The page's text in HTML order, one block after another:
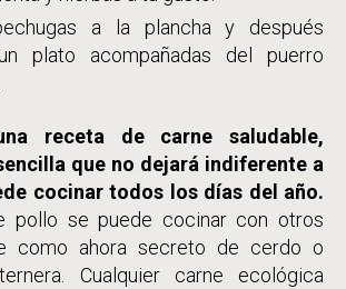
a la plancha y después
plato acompañadas del puerro
receta de carne saludable,
que no dejará indiferente a
cocinar todos los días del año.
pollo se puede cocinar con otros
como ahora secreto de cerdo o
Cualquier carne ecológica